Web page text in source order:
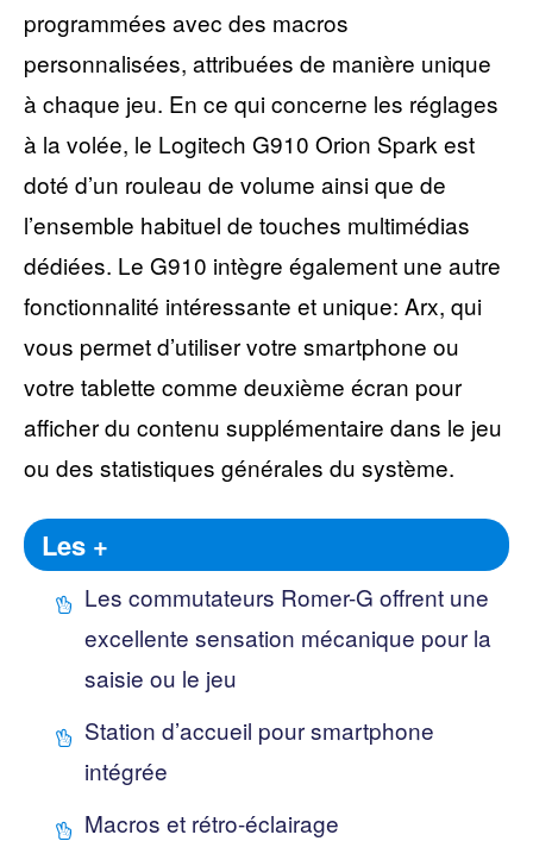
programmées avec des macros
personnalisées, attribuées de manière unique
à chaque jeu. En ce qui concerne les réglages
à la volée, le Logitech G910 Orion Spark est
doté d’un rouleau de volume ainsi que de
l’ensemble habituel de touches multimédias
dédiées. Le G910 intègre également une autre
fonctionnalité intéressante et unique: Arx, qui
vous permet d’utiliser votre smartphone ou
votre tablette comme deuxième écran pour
afficher du contenu supplémentaire dans le jeu
ou des statistiques générales du système.
Les +
Les commutateurs Romer-G offrent une
excellente sensation mécanique pour la
saisie ou le jeu
Station d’accueil pour smartphone
intégrée
Macros et rétro-éclairage